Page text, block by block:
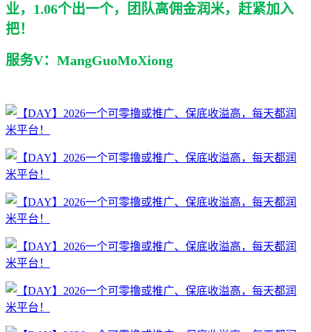
业，1.06个出一个，团队高佣金润米，赶紧加入
把！
服务V：MangGuoMoXiong